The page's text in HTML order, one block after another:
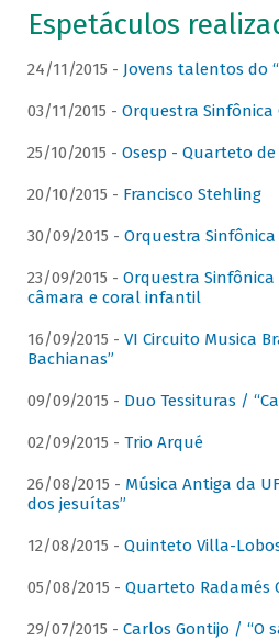
Espetáculos
24/11/2015 - Jovens talentos do
03/11/2015 - Orquestra Sinfônica
25/10/2015 - Osesp - Quarteto de
20/10/2015 - Francisco Stehling
30/09/2015 - Orquestra Sinfônica
23/09/2015 - Orquestra
câmara e coral infantil
16/09/2015 - VI Circuito Musica
Bachianas”
09/09/2015 - Duo Tessituras /
02/09/2015 - Trio Arqué
26/08/2015 - Música Antiga da
dos jesuítas”
12/08/2015 - Quinteto Villa-
05/08/2015 - Quarteto Radamés
29/07/2015 - Carlos Gontijo / “O